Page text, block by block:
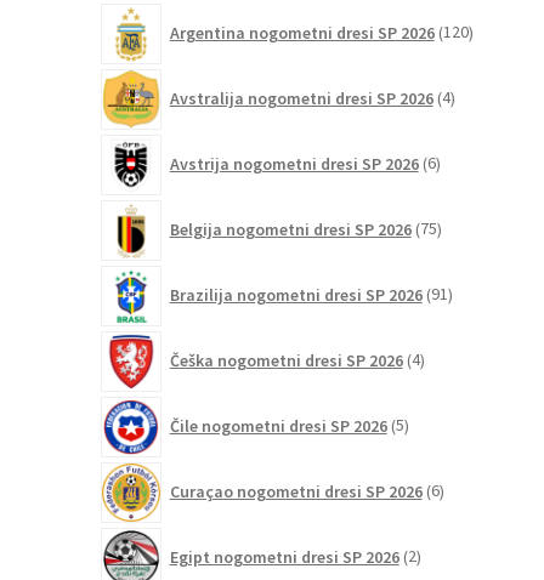
Argentina nogometni dresi SP 2026 120izdelkov
Avstralija nogometni dresi SP 2026 4izdelki
Avstrija nogometni dresi SP 2026 6izdelkov
Belgija nogometni dresi SP 2026 75izdelkov
Brazilija nogometni dresi SP 2026 91izdelkov
Češka nogometni dresi SP 2026 4izdelki
Čile nogometni dresi SP 2026 5izdelkov
Curaçao nogometni dresi SP 2026 6izdelkov
Egipt nogometni dresi SP 2026 2izdelka